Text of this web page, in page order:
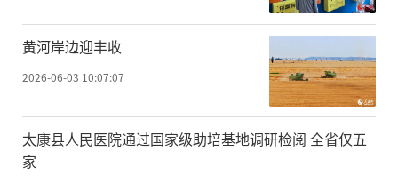
黄河岸边迎丰收
2026-06-03 10:07:07
太康县人民医院通过国家级助培基地调研检阅 全省仅五
家